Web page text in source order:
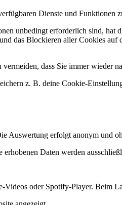
Dienste und Funktionen
unbedingt erforderlich sind,
das Blockieren aller Cookies
dass Sie immer wieder
z. B. deine Cookie-
Auswertung erfolgt anonym und
Daten werden
oder Spotify-Player. Beim